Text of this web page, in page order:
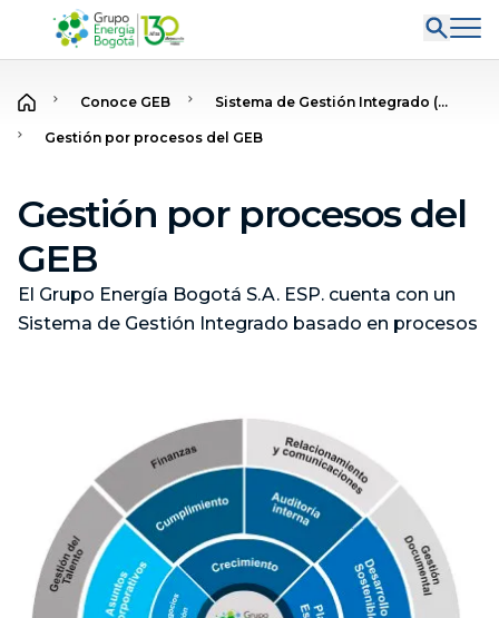
Conoce GEB Sistema de Gestión Integrado (...
Gestión por procesos del GEB
Gestión por procesos del
GEB
El Grupo Energía Bogotá S.A. ESP. cuenta con un
Sistema de Gestión Integrado basado en procesos